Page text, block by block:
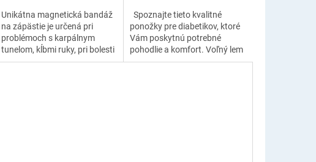
Unikátna magnetická bandáž
na zápästie je určená pri
problémoch s karpálnym
tunelom, kĺbmi ruky, pri bolesti
a únave zápästia. Vďaka
Spoznajte tieto kvalitné
ponožky pre diabetikov, ktoré
Vám poskytnú potrebné
pohodlie a komfort. Voľný lem
nohu nesťahuje a ponožky sa